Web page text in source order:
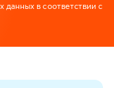
данных в соответствии с